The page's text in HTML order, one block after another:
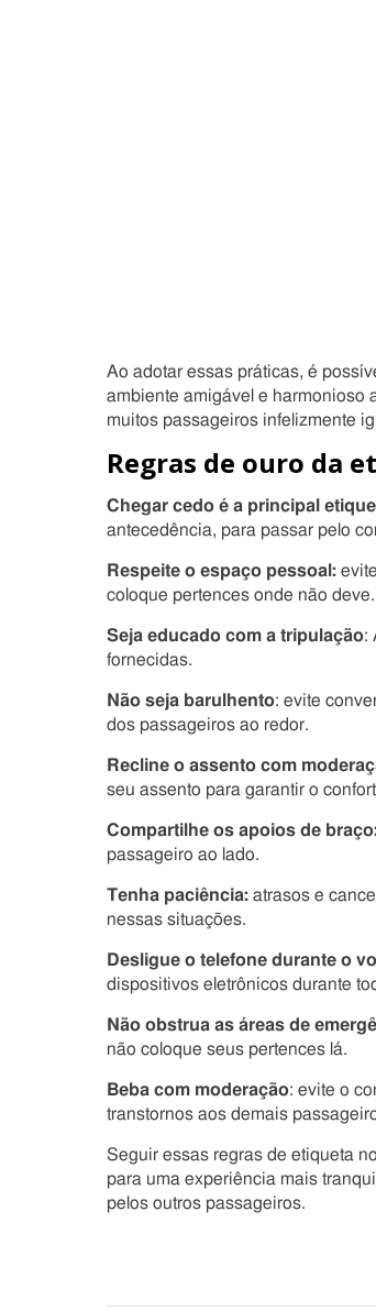
Ao adotar essas práticas, é
ambiente amigável e harmonioso
muitos passageiros infelizmente
Regras de ouro da
Chegar cedo é a principal
antecedência, para passar pelo
Respeite o espaço pessoal:
coloque pertences onde não deve.
Seja educado com a tripulação:
fornecidas.
Não seja barulhento: evite
dos passageiros ao redor.
Recline o assento com
seu assento para garantir o
Compartilhe os apoios de
passageiro ao lado.
Tenha paciência: atrasos e
nessas situações.
Desligue o telefone durante o
dispositivos eletrônicos durante
Não obstrua as áreas de
não coloque seus pertences lá.
Beba com moderação: evite o
transtornos aos demais
Seguir essas regras de etiqueta
para uma experiência mais
pelos outros passageiros.